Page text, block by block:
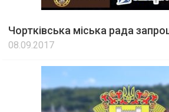
Чортківська міська рада
08.09.2017